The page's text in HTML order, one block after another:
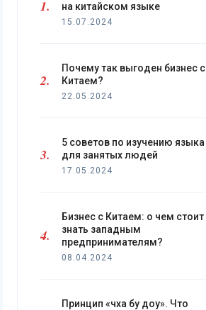
на китайском языке
15.07.2024
Почему так выгоден бизнес с
Китаем?
22.05.2024
5 советов по изучению языка
для занятых людей
17.05.2024
Бизнес с Китаем: о чем стоит
знать западным
предпринимателям?
08.04.2024
Принцип «чха бу доу». Что